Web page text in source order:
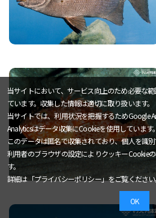
当サイトにおいて、サービス向上のため必要な
ています。収集した情報は適切に取り扱います。
当サイトでは、利用状況を把握するためGoogle
Analyticsはデータ収集にCookieを使用しています。
このデータは匿名で収集されており、個人を識
利用者のブラウザの設定によりクッキーCookie
す。
詳細は「プライバシーポリシー」をご覧ください
OK